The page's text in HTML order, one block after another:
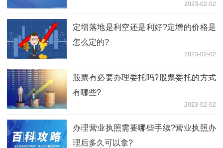
2023-02-02
定增落地是利空还是利好?定增的价格是
怎么定的?
2023-02-02
股票有必要办理委托吗?股票委托的方式
有哪些?
2023-02-02
办理营业执照需要哪些手续?营业执照办
理后多久可以拿?